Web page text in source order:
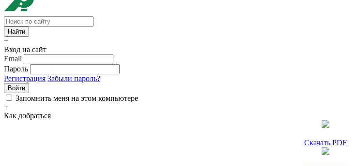
+
Вход на сайт
Email
Пароль
Регистрация Забыли пароль?
Войти
Запомнить меня на этом компьютере
+
Как добраться
Скачать PDF